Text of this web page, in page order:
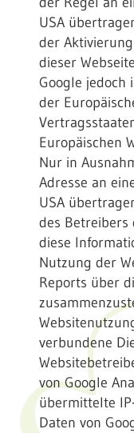
USA
der
dieser
Google jedoch
der
Europäischen
Nur in
Adresse an
USA
des Betreibers
diese
Nutzung der
Reports über
verbundene
von Google
übermittelte
Daten von